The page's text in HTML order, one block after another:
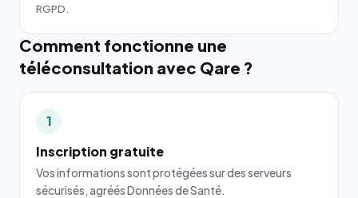
RGPD.
Comment fonctionne une
téléconsultation avec Qare ?
1
Inscription gratuite
Vos informations sont protégées sur des serveurs
sécurisés, agréés Données de Santé.